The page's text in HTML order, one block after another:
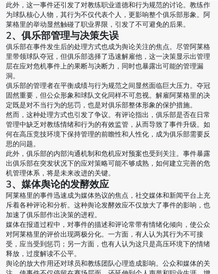
此外，这一事件还引发了对教练职业道德和行为规范的讨论。教练作
为球队核心人物，其行为不仅代表个人，更影响整个俱乐部形象。阿
莱格里的举动显然触碰了职业界限，引发了不可避免的后果。
2、俱乐部管理与决策失误
俱乐部在事件发生后的处理方式也成为舆论关注的焦点。尽管阿莱格
里带领球队夺冠，但俱乐部选择了迅速解雇他，这一决策显示出管理
层在应对危机事件上的果断与决断力，同时也暴露出可能的管理漏
洞。
俱乐部的管理者在平衡成绩与行为规范之间显然面临巨大压力。夺冠
固然重要，但公众形象和球队文化同样不可忽视。解雇阿莱格里的决
定既是对不当行为的惩罚，也是对俱乐部整体形象的保护措施。
然而，这种处理方式也引发了争议。有评论指出，俱乐部是否在日常
管理中缺乏对教练情绪和行为的有效监管，从而导致了事件升级。如
何在高压竞技环境下保持管理的前瞻性和人性化，成为俱乐部需要反
思的问题。
此外，俱乐部的内部沟通机制和危机应对预案也受到关注。事件暴露
出俱乐部在突发状况下的应对策略可能不够成熟，如何建立完善的危
机管理体系，将是未来改进的关键。
3、媒体舆论的发酵效应
阿莱格里的事件迅速成为媒体热议的焦点，社交媒体和新闻平台上充
斥着各种评论和分析。这种舆论发酵效应不仅放大了事件的影响，也
加速了俱乐部作出决策的进程。
媒体在报道过程中，对事件的描述和评论常带有情绪化倾向，使公众
对阿莱格里的评价出现两极分化。一方面，有人认为其行为不可接
受，应当受到惩罚；另一方面，也有人认为这只是高压环境下的情绪
释放，过度解读不公平。
舆论的放大作用还对球员和教练团队心理造成影响。公众和媒体的关